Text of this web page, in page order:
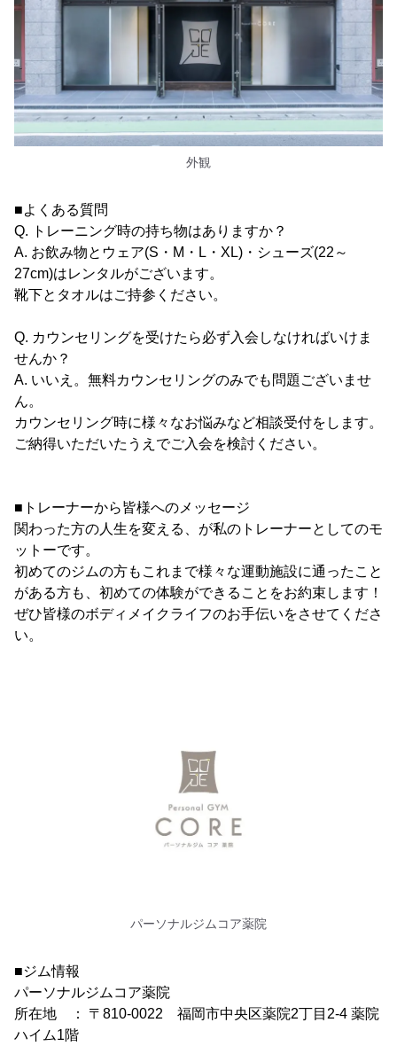
外観
■よくある質問
Q. トレーニング時の持ち物はありますか？
A. お飲み物とウェア(S・M・L・XL)・シューズ(22～
27cm)はレンタルがございます。
靴下とタオルはご持参ください。
Q. カウンセリングを受けたら必ず入会しなければいけま
せんか？
A. いいえ。無料カウンセリングのみでも問題ございませ
ん。
カウンセリング時に様々なお悩みなど相談受付をします。
ご納得いただいたうえでご入会を検討ください。
■トレーナーから皆様へのメッセージ
関わった方の人生を変える、が私のトレーナーとしてのモ
ットーです。
初めてのジムの方もこれまで様々な運動施設に通ったこと
がある方も、初めての体験ができることをお約束します！
ぜひ皆様のボディメイクライフのお手伝いをさせてくださ
い。
パーソナルジムコア薬院
■ジム情報
パーソナルジムコア薬院
所在地 ： 〒810-0022 福岡市中央区薬院2丁目2-4 薬院
ハイム1階